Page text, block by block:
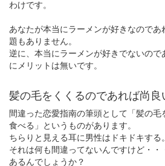
わけです。
あなたが本当にラーメンが好きなので
題もありません。
逆に、本当にラーメンが好きでないので
にメリットは無いです。
髪の毛をくくるのであれば尚良
間違った恋愛指南の筆頭として「髪の
食べる」というものがあります。
ちらりと見える耳に男性はドキドキする。
それは何も間違ってないんですけど・
あるんでしょうか？